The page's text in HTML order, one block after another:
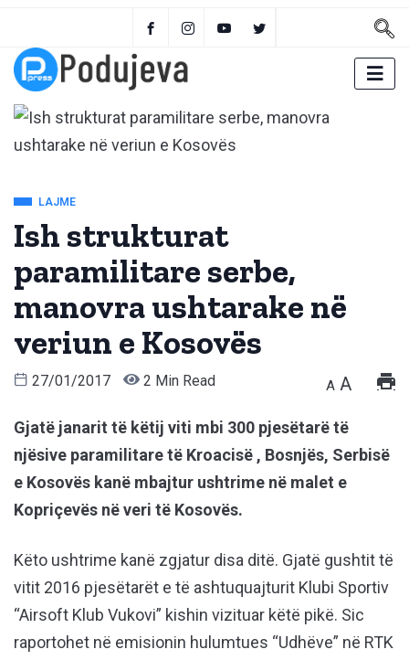
LAJME
Ish strukturat
paramilitare serbe,
manovra ushtarake në
veriun e Kosovës
27/01/2017 2 Min Read A A
Gjatë janarit të këtij viti mbi 300 pjesëtarë të
njësive paramilitare të Kroacisë , Bosnjës, Serbisë
e Kosovës kanë mbajtur ushtrime në malet e
Kopriçevës në veri të Kosovës.
Këto ushtrime kanë zgjatur disa ditë. Gjatë gushtit të
vitit 2016 pjesëtarët e të ashtuquajturit Klubi Sportiv
“Airsoft Klub Vukovi” kishin vizituar këtë pikë. Sic
raportohet në emisionin hulumtues “Udhëve” në RTK